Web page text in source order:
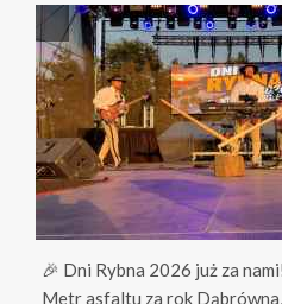
🎉 Dni Rybna 2026 już za
Metr asfaltu za rok